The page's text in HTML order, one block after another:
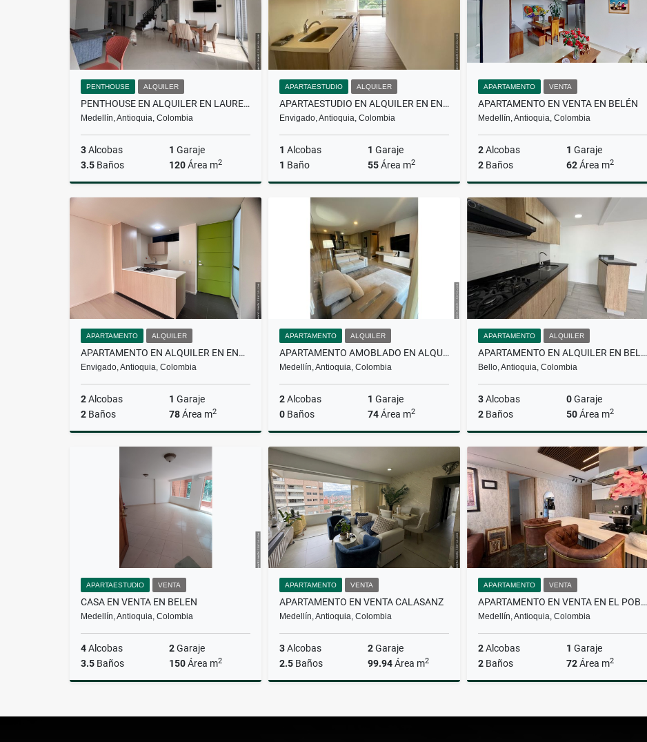
PENTHOUSE ALQUILER
PENTHOUSE EN ALQUILER EN LAURELES
Medellín, Antioquia, Colombia
3Alcobas 1 Garaje
3.5 Baños 120Área m2
Alquiler
APARTAESTUDIO ALQUILER
APARTAESTUDIO EN ALQUILER EN ENVIGADO
Envigado, Antioquia, Colombia
1 Alcobas 1 Garaje
1 Baño 55Área m2
$5.000.000
APARTAMENTO VENTA
APARTAMENTO EN VENTA EN BELÉN
Medellín, Antioquia, Colombia
2Alcobas 1 Garaje
2 Baños 62Área m2
$421.000.000
APARTAMENTO ALQUILER
APARTAMENTO EN ALQUILER EN ENVIGADO
Envigado, Antioquia, Colombia
2Alcobas 1 Garaje
2 Baños 78Área m2
$4.000.000
APARTAMENTO ALQUILER
APARTAMENTO AMOBLADO EN ALQUILER EN EL POBLADO
Medellín, Antioquia, Colombia
2Alcobas 1 Garaje
0 Baños 74Área m2
$6.000.000
APARTAMENTO ALQUILER
APARTAMENTO EN ALQUILER EN BELLO
Bello, Antioquia, Colombia
3Alcobas 0Garaje
2 Baños 50Área m2
Alquiler
$2.000.000
APARTAESTUDIO VENTA
CASA EN VENTA EN BELEN
Medellín, Antioquia, Colombia
4Alcobas 2Garaje
3.5 Baños 150Área m2
$820.000.000
APARTAMENTO VENTA
APARTAMENTO EN VENTA CALASANZ
Medellín, Antioquia, Colombia
3Alcobas 2Garaje
2.5 Baños 99.94Área m2
$850.000.000
APARTAMENTO VENTA
APARTAMENTO EN VENTA EN EL POBLADO
Medellín, Antioquia, Colombia
2Alcobas 1 Garaje
2 Baños 72Área m2
$720.000.000